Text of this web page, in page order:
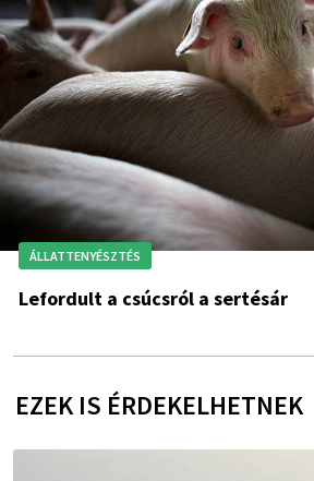
ÁLLATTENYÉSZTÉS
Lefordult a csúcsról a sertésár
EZEK IS ÉRDEKELHETNEK